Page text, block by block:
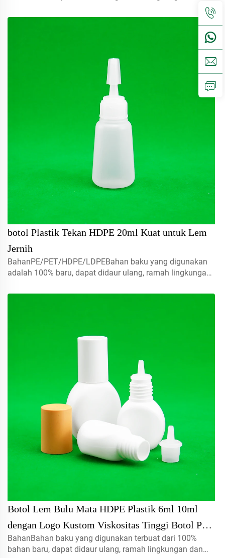
sangat cocok untuk kemasan makanan.Volume5ml 10ml
15mlhubungi kami untuk pesanan khususTutup semprot,
botol Plastik Tekan HDPE 20ml Kuat untuk Lem
Jernih
BahanPE/PET/HDPE/LDPEBahan baku yang digunakan
adalah 100% baru, dapat didaur ulang, ramah lingkungan
makanan.Volume10ml hubungi kami untuk pesanan
Botol Lem Bulu Mata HDPE Plastik 6ml 10ml
dengan Logo Kustom Viskositas Tinggi Botol PE
dengan Tutup Ulir
BahanBahan baku yang digunakan terbuat dari 100%
bahan baru, dapat didaur ulang, ramah lingkungan dan